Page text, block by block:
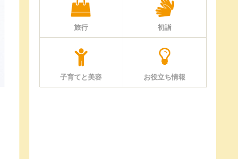
旅行 初詣
子育てと美容 お役立ち情報